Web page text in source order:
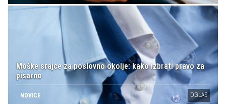
Moške srajce za poslovno okolje: kako izbrati pravo za
pisarno
NOVICE OGLAS